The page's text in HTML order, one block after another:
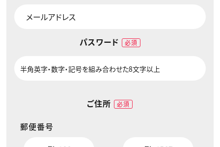
パスワード 必須
ご住所 必須
郵便番号